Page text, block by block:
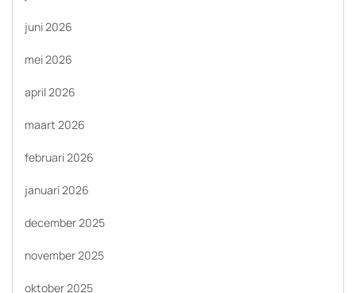
juni 2026
mei 2026
april 2026
maart 2026
februari 2026
januari 2026
december 2025
november 2025
oktober 2025